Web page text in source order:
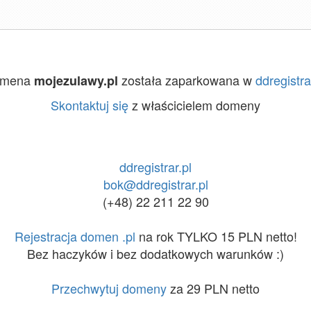
mojezulawy.pl została zaparkowana w
Skontaktuj sięz właścicielem domeny
ddregistrar.pl
bok@ddregistrar.pl
(+48) 22 211 22 90
Rejestracja domen .pl na rok TYLKO 15 PLN netto!
Bez haczyków i bez dodatkowych warunków :)
Przechwytuj domenyza 29 PLN netto